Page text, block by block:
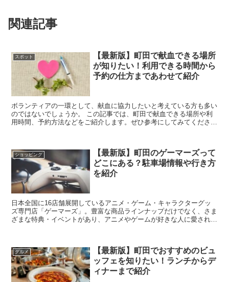
関連記事
スポット
【最新版】町田で献血できる場所
が知りたい！利用できる時間から
予約の仕方まであわせて紹介
ボランティアの一環として、献血に協力したいと考えている方も多い
のではないでしょうか。 この記事では、町田で献血できる場所や利
用時間、予約方法などをご紹介します。ぜひ参考にしてみてください
ショッピング
【最新版】町田のゲーマーズって
どこにある？駐車場情報や行き方
を紹介
日本全国に16店舗展開しているアニメ・ゲーム・キャラクターグッ
ズ専門店「ゲーマーズ」。豊富な商品ラインナップだけでなく、さま
ざまな特典・イベントがあり、アニメやゲームが好きな人に愛されて
グルメ
【最新版】町田でおすすめのビュ
ッフェを知りたい！ランチからデ
ィナーまで紹介